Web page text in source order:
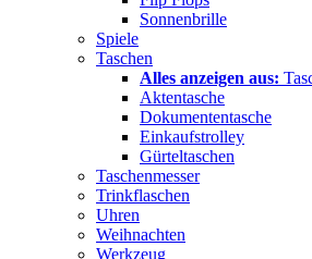
Sonnenbrille
Spiele
Taschen
Alles anzeigen aus:
Aktentasche
Dokumententasche
Einkaufstrolley
Gürteltaschen
Taschenmesser
Trinkflaschen
Uhren
Weihnachten
Werkzeug